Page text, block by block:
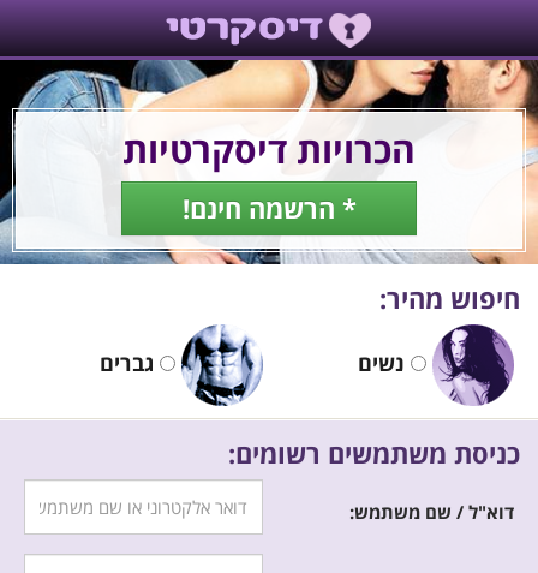
הכרויות דיסקרטיות
* הרשמה חינם!
חיפוש מהיר:
נשים גברים
כניסת משתמשים רשומים:
דוא"ל / שם משתמש: